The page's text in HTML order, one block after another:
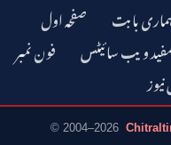
صفحہ اول بابت
فون نمبر
ویب سائیٹس
© 2004–2026